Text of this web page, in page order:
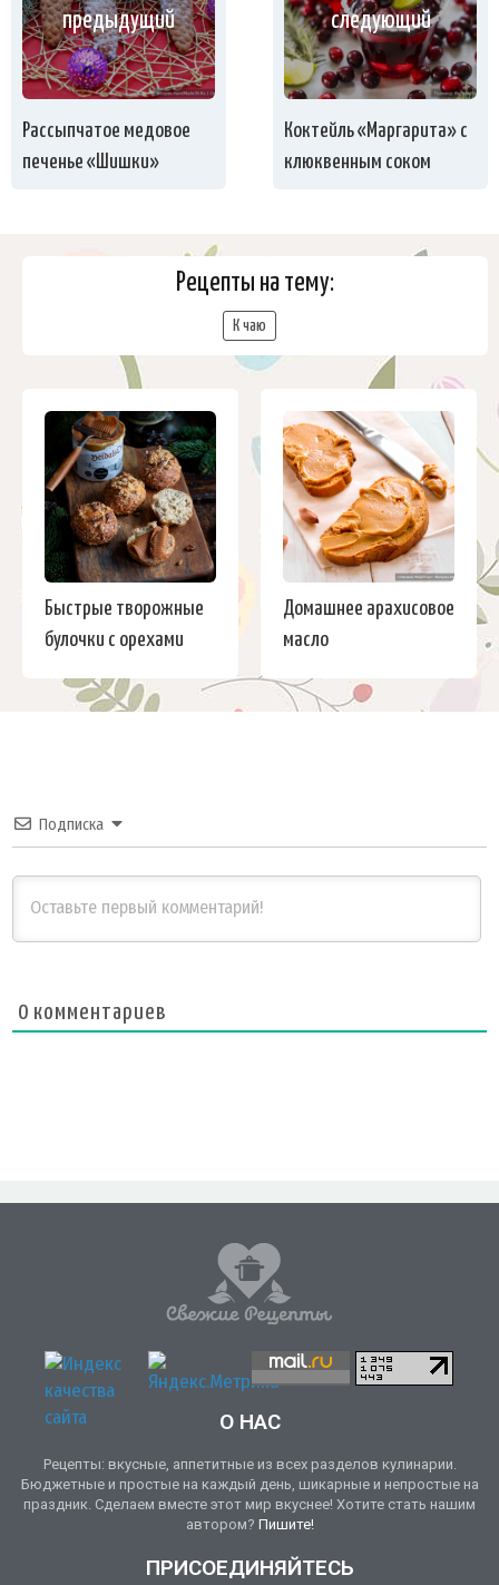
предыдущий
Рассыпчатое медовое
печенье «Шишки»
следующий
Коктейль «Маргарита» с
клюквенным соком
Рецепты на тему:
К чаю
Быстрые творожные
булочки с орехами
Домашнее арахисовое
масло
Подписка
0 комментариев
О НАС
Рецепты: вкусные, аппетитные из всех разделов кулинарии.
Бюджетные и простые на каждый день, шикарные и непростые на
праздник. Сделаем вместе этот мир вкуснее! Хотите стать нашим
автором? Пишите!
ПРИСОЕДИНЯЙТЕСЬ